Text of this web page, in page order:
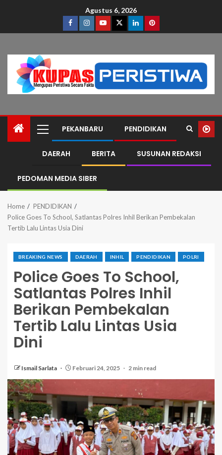
Agustus 6, 2026
PEKANBARU PENDIDIKAN
DAERAH BERITA SUSUNAN REDAKSI
PEDOMAN MEDIA SIBER
Home
PENDIDIKAN
Police Goes To School, Satlantas Polres Inhil Berikan Pembekalan
Tertib Lalu Lintas Usia Dini
BREAKING NEWS DAERAH INHIL PENDIDIKAN POLRI
Police Goes To School,
Satlantas Polres Inhil
Berikan Pembekalan
Tertib Lalu Lintas Usia
Dini
Ismail Sarlata Februari 24, 2025 2 min read